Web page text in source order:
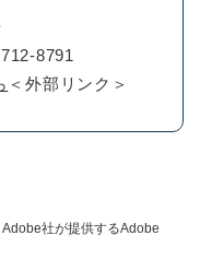
8791
＜外部リンク＞
社が提供するAdobe